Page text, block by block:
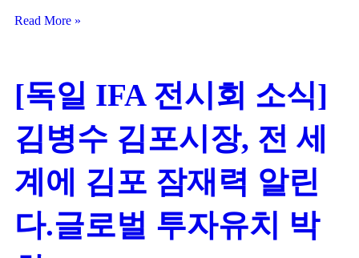
Read More »
[독일 IFA 전시회 소식]
김병수 김포시장, 전 세
계에 김포 잠재력 알린
다.글로벌 투자유치 박